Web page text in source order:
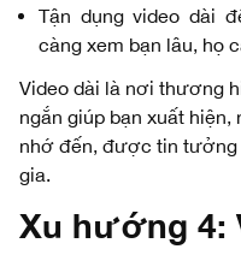
Tận dụng video dài
càng xem bạn lâu, họ
Video dài là nơi thương
ngắn giúp bạn xuất
nhớ đến, được tin
gia.
Xu hướng 4: